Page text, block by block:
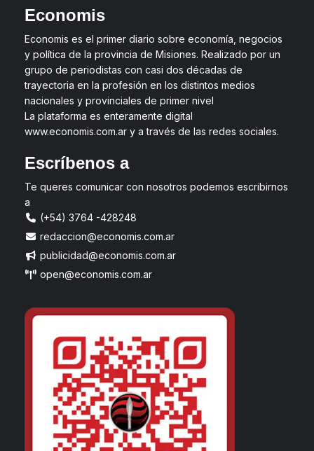
Economis
Economis es el primer diario sobre economía, negocios
y política de la provincia de Misiones. Realizado por un
grupo de periodistas con casi dos décadas de
trayectoria en la profesión en los distintos medios
nacionales y provinciales de primer nivel
La plataforma es enteramente digital
www.economis.com.ar y a través de las redes sociales.
Escríbenos a
Te queres comunicar con nosotros podemos escribirnos
a
(+54) 3764 -428248
redaccion@economis.com.ar
publicidad@economis.com.ar
open@economis.com.ar